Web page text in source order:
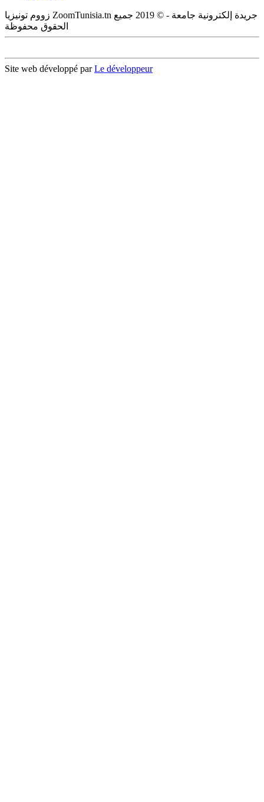
زووم تونيزيا ZoomTunisia.tn جريدة إلكترونية جامعة - © 2019 جميع
الحقوق محفوظة
Site web développé parLe développeur